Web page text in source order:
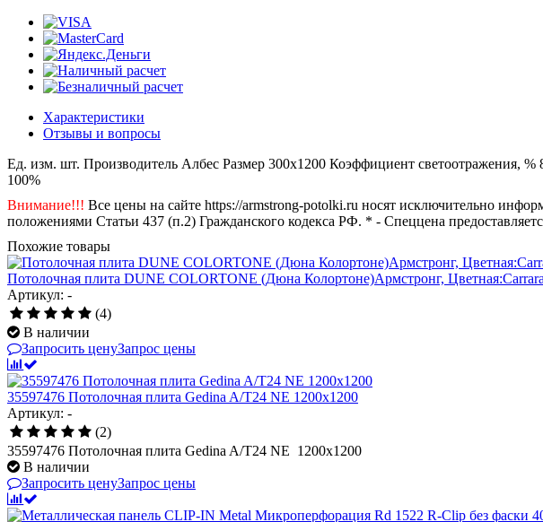
Характеристики
Отзывы и вопросы
Ед. изм. шт. Производитель Албес Размер 300x1200 Коэффициент светоотражения, %
100%
Внимание!!! Все цены на сайте https://armstrong-potolki.ru носят исключительно
положениями Статьи 437 (п.2) Гражданского кодекса РФ. * - Спеццена
Похожие товары
Потолочная плита DUNE COLORTONE (Дюна Колортоне)Армстронг,
Артикул: -
(4)
В наличии
Запросить ценуЗапрос цены
35597476 Потолочная плита Gedina A/T24 NE 1200x1200
Артикул: -
(2)
35597476 Потолочная плита Gedina A/T24 NE 1200x1200
В наличии
Запросить ценуЗапрос цены